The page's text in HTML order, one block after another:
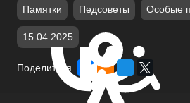
Памятки Педсоветы Особые
15.04.2025
Поделиться